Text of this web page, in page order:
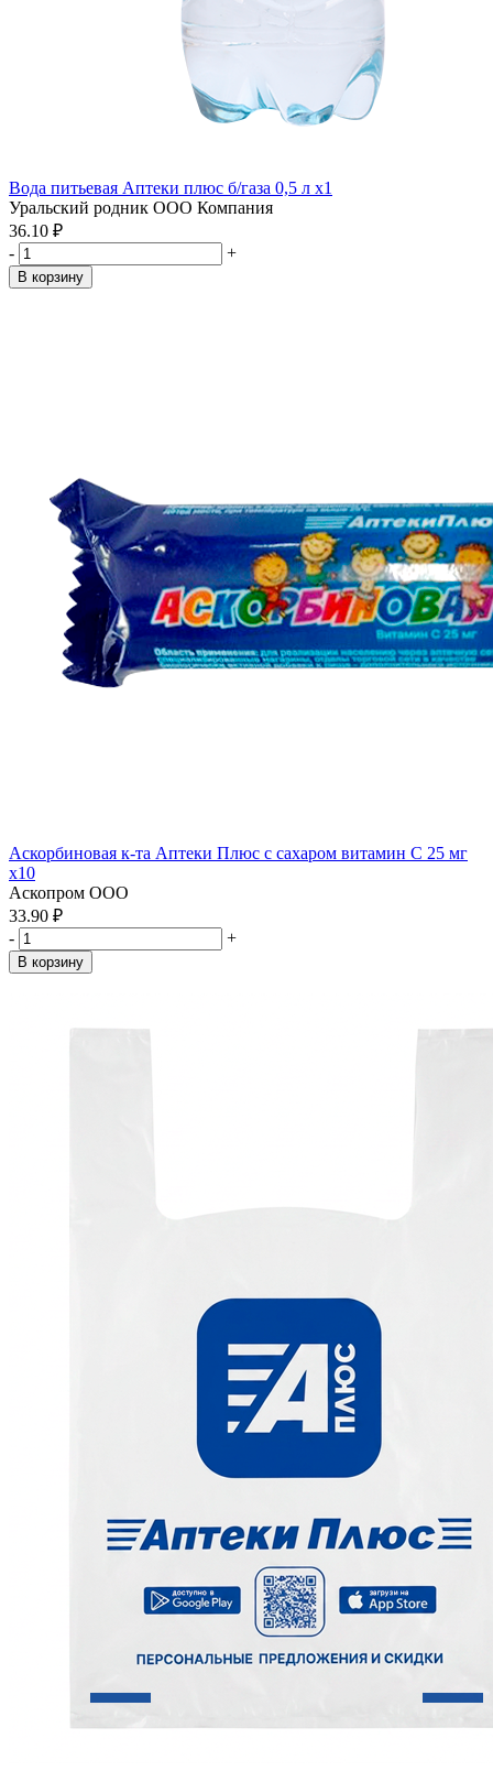
Вода питьевая Аптеки плюс б/газа 0,5 л x1
Уральский родник ООО Компания
36.10 ₽
-
+
В корзину
Аскорбиновая к-та Аптеки Плюс с сахаром витамин С 25 мг
x10
Аскопром ООО
33.90 ₽
-
+
В корзину